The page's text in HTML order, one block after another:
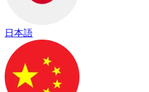
日本語